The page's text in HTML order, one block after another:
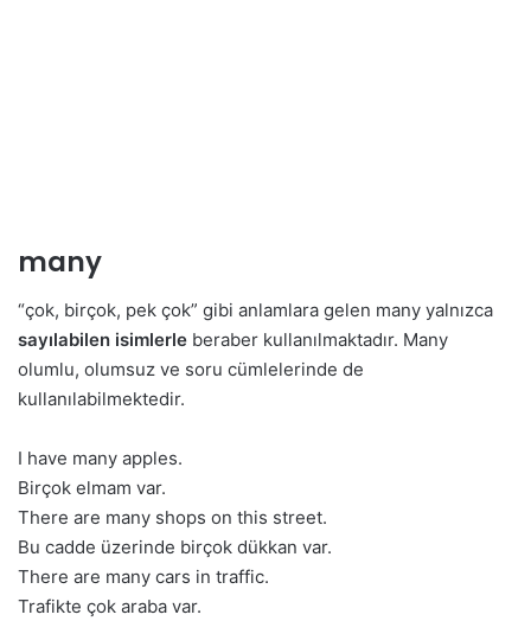
many
“çok, birçok, pek çok” gibi anlamlara gelen many yalnızca
sayılabilen isimlerle beraber kullanılmaktadır. Many
olumlu, olumsuz ve soru cümlelerinde de
kullanılabilmektedir.
I have many apples.
Birçok elmam var.
There are many shops on this street.
Bu cadde üzerinde birçok dükkan var.
There are many cars in traffic.
Trafikte çok araba var.